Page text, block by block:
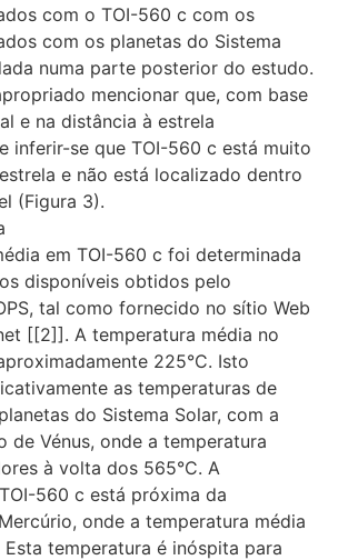
com o TOI-560 c com os
com os planetas do Sistema
numa parte posterior do estudo.
mencionar que, com base
e na distância à estrela
inferir-se que TOI-560 c está muito
e não está localizado dentro
(Figura 3).
em TOI-560 c foi determinada
disponíveis obtidos pelo
tal como fornecido no sítio Web
[[2]]. A temperatura média no
225°C. Isto
as temperaturas de
do Sistema Solar, com a
de Vénus, onde a temperatura
à volta dos 565°C. A
560 c está próxima da
onde a temperatura média
Esta temperatura é inóspita para